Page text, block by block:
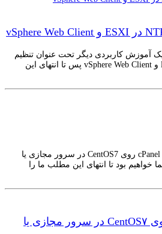
یک آموزش کاربردی دیگر تحت عنوان تنظیم
ساعت سرور با NTP در ESXI و vSphere Web Client پس تا انتهای این
با شما هستیم با آموزش نصب cPanel روی CentOS7 در سرور مجازی یا
بود تا انتهای این مطلب ما را
آموزش نصب cPanel روی CentOS۷ در سرور مجازی یا